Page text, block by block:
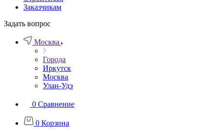
Заказчикам
Задать вопрос
Москва
Города
Иркутск
Москва
Улан-Удэ
0 Сравнение
0 Корзина